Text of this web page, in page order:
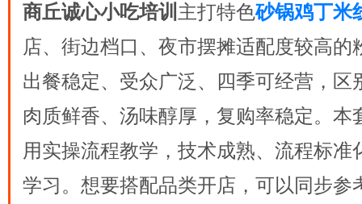
商丘诚心小吃培训 主打特色砂锅鸡丁米
店、街边档口、夜市摆摊适配度较高
出餐稳定、受众广泛、四季可经营，区
肉质鲜香、汤味醇厚，复购率稳定。本
用实操流程教学，技术成熟、流程标
学习。想要搭配品类开店，可以同步参